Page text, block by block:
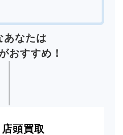
あなたは
おすすめ！
店頭買取